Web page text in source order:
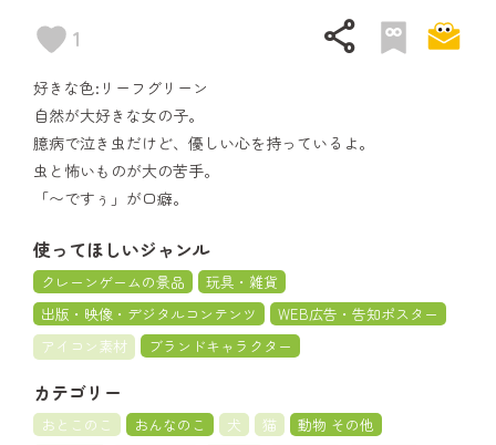
1 share
好きな色:リーフグリーン
自然が大好きな女の子。
臆病で泣き虫だけど、優しい心を持っているよ。
虫と怖いものが大の苦手。
「〜ですぅ」が口癖。
使ってほしいジャンル
クレーンゲームの景品
玩具・雑貨
出版・映像・デジタルコンテンツ
WEB広告・告知ポスター
アイコン素材
ブランドキャラクター
カテゴリー
おとこのこ おんなのこ 犬 猫
動物 その他